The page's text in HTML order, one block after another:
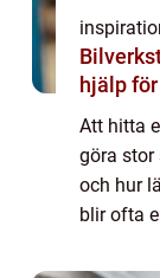
Bilverkstad i
hjälp
Att hitta
göra stor
och hur
blir ofta